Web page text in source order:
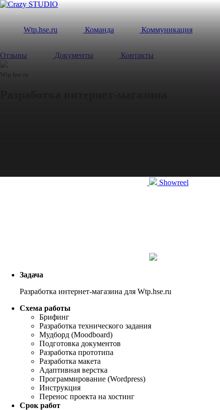
Wtp.hse.ru Команда Коммуникация
Отзывы Документы Контакты
Wtp.hse.ru
Showreel
Задача
Разработка интернет-магазина для Wtp.hse.ru
Схема работы
Брифинг
Разработка технического задания
Мудборд (Moodboard)
Подготовка документов
Разработка прототипа
Разработка макета
Адаптивная верстка
Программирование (Wordpress)
Инструкция
Перенос проекта на хостинг
Срок работ